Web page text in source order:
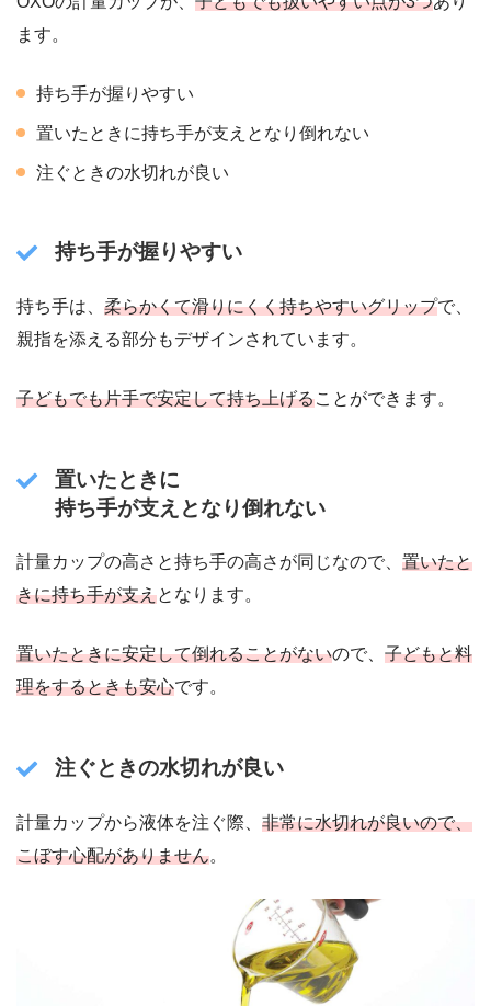
ます。
持ち手が握りやすい
置いたときに持ち手が支えとなり倒れない
注ぐときの水切れが良い
持ち手が握りやすい
持ち手は、 柔らかくて滑りにくく持ちやすいグリップで、
親指を添える部分もデザインされています。
子どもでも片手で安定して持ち上げることができます。
置いたときに
持ち手が支えとなり倒れない
計量カップの高さと持ち手の高さが同じなので、 置いたと
きに持ち手が支えとなります。
置いたときに安定して倒れることがないので、 子どもと料
理をするときも安心です。
注ぐときの水切れが良い
計量カップから液体を注ぐ際、 非常に水切れが良いので、
こぼす心配がありません。